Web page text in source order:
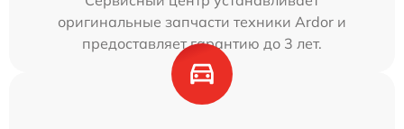
оригинальные запчасти техники Ardor и
предоставляет гарантию до 3 лет.